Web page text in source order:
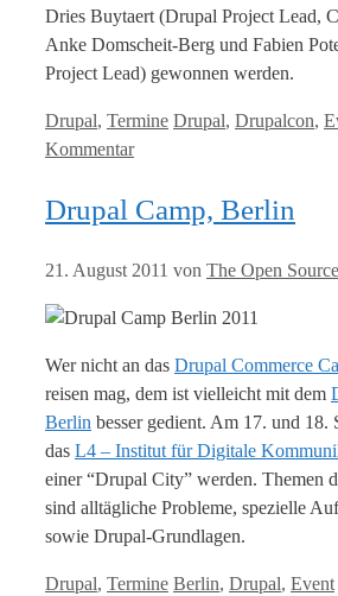
Dries Buytaert (Drupal Project Lead,
Anke Domscheit-Berg und Fabien
Project Lead) gewonnen werden.
Kategorien
Drupal, Termine Tags
Drupal, Drupalcon,
Kommentar
Drupal Camp, Berlin
21. August 2011 von The Open
Wer nicht an das Drupal Commerce
reisen mag, dem ist vielleicht mit dem
Berlin besser gedient. Am 17. und 18.
das L4 – Institut für Digitale
einer “Drupal City” werden. Themen
sind alltägliche Probleme, spezielle
sowie Drupal-Grundlagen.
Kategorien
Drupal, Termine Tags
Berlin, Drupal, Event